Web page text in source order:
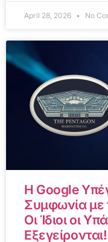
April 28, 2026 No
Η Google
Συμφωνία με
Οι Ίδιοι οι
Εξεγείρονται!